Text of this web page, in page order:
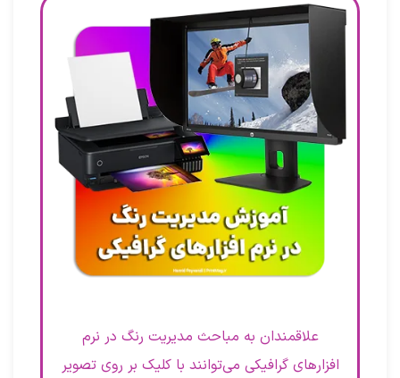
علاقمندان به مباحث مدیریت رنگ در نرم
افزارهای گرافیکی می‌توانند با کلیک بر روی تصویر